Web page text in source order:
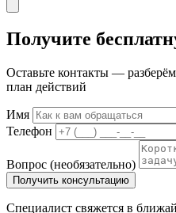
Получите
Оставьте контакты —
план действий
Имя
Телефон
Вопрос (необязательно)
Получить консультацию
Специалист свяжется в